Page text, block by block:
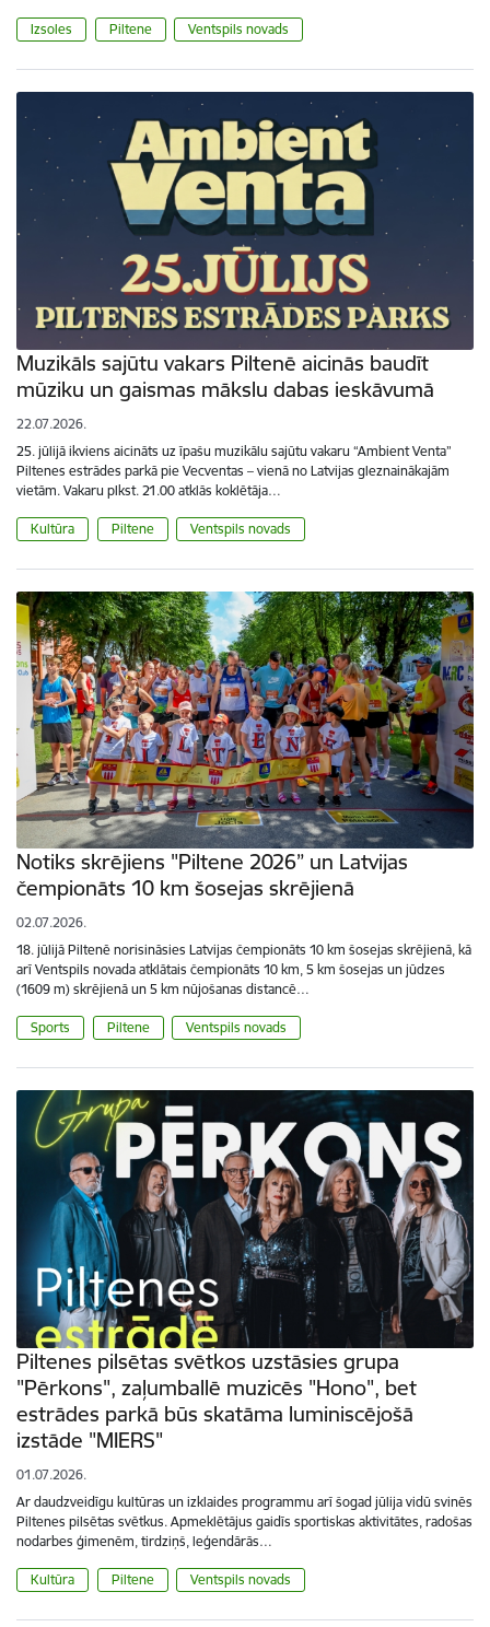
Izsoles Piltene Ventspils novads
Muzikāls sajūtu vakars Piltenē aicinās baudīt
mūziku un gaismas mākslu dabas ieskāvumā
22.07.2026.
25. jūlijā ikviens aicināts uz īpašu muzikālu sajūtu vakaru “Ambient Venta”
Piltenes estrādes parkā pie Vecventas – vienā no Latvijas gleznainākajām
vietām. Vakaru plkst. 21.00 atklās koklētāja…
Kultūra Piltene Ventspils novads
Notiks skrējiens "Piltene 2026” un Latvijas
čempionāts 10 km šosejas skrējienā
02.07.2026.
18. jūlijā Piltenē norisināsies Latvijas čempionāts 10 km šosejas skrējienā, kā
arī Ventspils novada atklātais čempionāts 10 km, 5 km šosejas un jūdzes
(1609 m) skrējienā un 5 km nūjošanas distancē…
Sports Piltene Ventspils novads
Piltenes pilsētas svētkos uzstāsies grupa
"Pērkons", zaļumballē muzicēs "Hono", bet
estrādes parkā būs skatāma luminiscējošā
izstāde "MIERS"
01.07.2026.
Ar daudzveidīgu kultūras un izklaides programmu arī šogad jūlija vidū svinēs
Piltenes pilsētas svētkus. Apmeklētājus gaidīs sportiskas aktivitātes, radošas
nodarbes ģimenēm, tirdziņš, leģendārās…
Kultūra Piltene Ventspils novads